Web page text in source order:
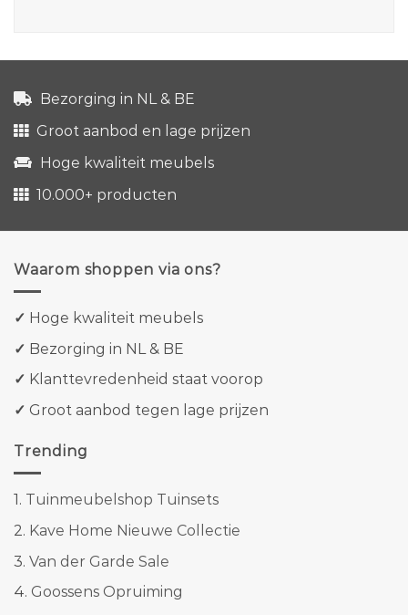
Bezorging in NL & BE
Groot aanbod en lage prijzen
Hoge kwaliteit meubels
10.000+ producten
Waarom shoppen via ons?
✓ Hoge kwaliteit meubels
✓ Bezorging in NL & BE
✓ Klanttevredenheid staat voorop
✓ Groot aanbod tegen lage prijzen
Trending
1. Tuinmeubelshop Tuinsets
2. Kave Home Nieuwe Collectie
3. Van der Garde Sale
4. Goossens Opruiming